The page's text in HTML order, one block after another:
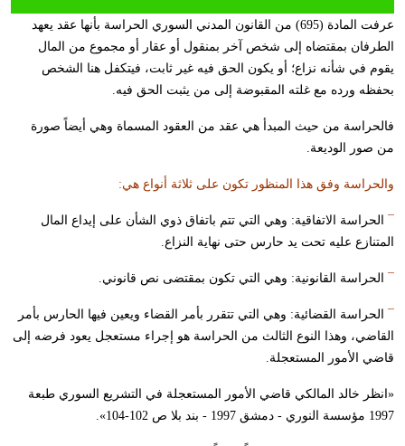
عرفت المادة (695) من القانون المدني السوري الحراسة بأنها عقد يعهد
الطرفان بمقتضاه إلى شخص آخر بمنقول أو عقار أو مجموع من المال
يقوم في شأنه نزاع؛ أو يكون الحق فيه غير ثابت، فيتكفل هنا الشخص
بحفظه ورده مع غلته المقبوضة إلى من يثبت الحق فيه.
فالحراسة من حيث المبدأ هي عقد من العقود المسماة وهي أيضاً صورة
من صور الوديعة.
والحراسة وفق هذا المنظور تكون على ثلاثة أنواع هي:
الحراسة الاتفاقية: وهي التي تتم باتفاق ذوي الشأن على إيداع المال
المتنازع عليه تحت يد حارس حتى نهاية النزاع.
الحراسة القانونية: وهي التي تكون بمقتضى نص قانوني.
الحراسة القضائية: وهي التي تتقرر بأمر القضاء ويعين فيها الحارس بأمر
القاضي، وهذا النوع الثالث من الحراسة هو إجراء مستعجل يعود فرضه إلى
قاضي الأمور المستعجلة.
«انظر خالد المالكي قاضي الأمور المستعجلة في التشريع السوري طبعة
1997 مؤسسة النوري - دمشق 1997 - بند بلا ص 102-104».